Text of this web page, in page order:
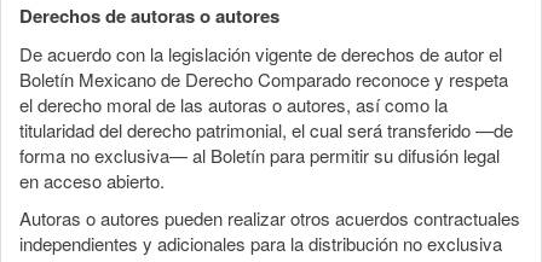
Derechos de autoras o autores
De acuerdo con la legislación vigente de derechos de autor el
Boletín Mexicano de Derecho Comparado reconoce y respeta
el derecho moral de las autoras o autores, así como la
titularidad del derecho patrimonial, el cual será transferido —de
forma no exclusiva— al Boletín para permitir su difusión legal
en acceso abierto.
Autoras o autores pueden realizar otros acuerdos contractuales
independientes y adicionales para la distribución no exclusiva